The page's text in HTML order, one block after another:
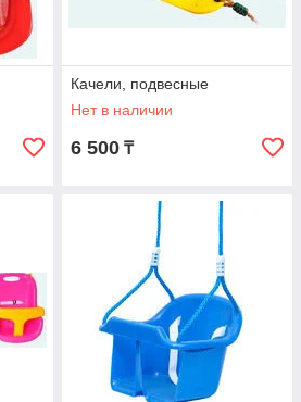
Качели, подвесные
Нет в наличии
6 500 ₸